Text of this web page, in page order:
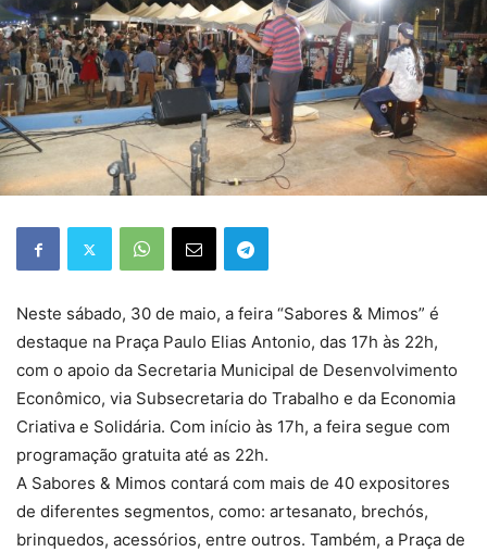
Neste sábado, 30 de maio, a feira “Sabores & Mimos” é
destaque na Praça Paulo Elias Antonio, das 17h às 22h,
com o apoio da Secretaria Municipal de Desenvolvimento
Econômico, via Subsecretaria do Trabalho e da Economia
Criativa e Solidária. Com início às 17h, a feira segue com
programação gratuita até as 22h.
A Sabores & Mimos contará com mais de 40 expositores
de diferentes segmentos, como: artesanato, brechós,
brinquedos, acessórios, entre outros. Também, a Praça de